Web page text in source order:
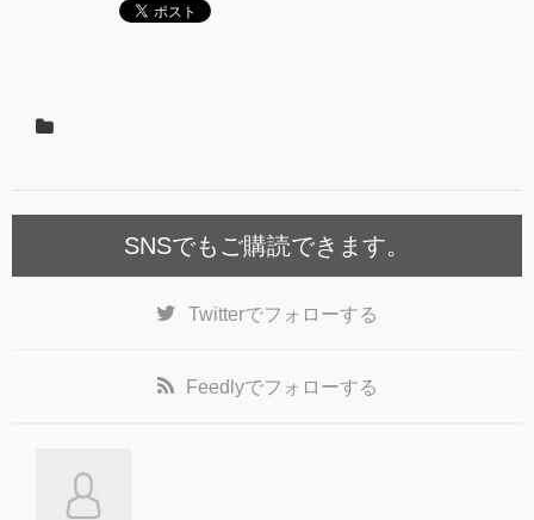
SNSでもご購読できます。
Twitterでフォローする
Feedlyでフォローする